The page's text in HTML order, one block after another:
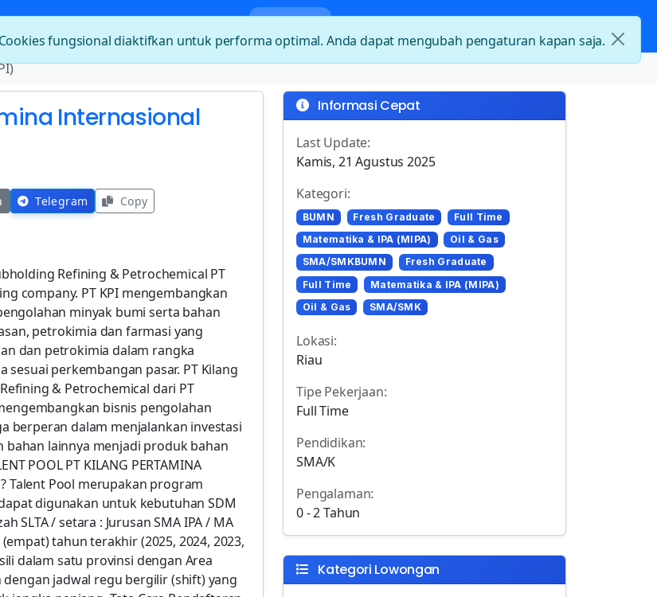
Internasional
Telegram Copy
Refining & Petrochemical PT
company. PT KPI mengembangkan
minyak bumi serta bahan
petrokimia dan farmasi yang
dan petrokimia dalam rangka
perkembangan pasar. PT Kilang
& Petrochemical dari PT
bisnis pengolahan
berperan dalam menjalankan investasi
lainnya menjadi produk bahan
POOL PT KILANG PERTAMINA
? Talent Pool merupakan program
digunakan untuk kebutuhan SDM
SLTA / setara : Jurusan SMA IPA / MA
tahun terakhir (2025, 2024, 2023,
dalam satu provinsi dengan Area
jadwal regu bergilir (shift) yang
Informasi Cepat
Last Update:
Kamis, 21 Agustus 2025
Kategori:
BUMN Fresh Graduate
Full Time
Matematika & IPA (MIPA)
Oil & Gas
SMA/SMKBUMN
Fresh Graduate
Full Time
Matematika & IPA (MIPA)
Oil & Gas
SMA/SMK
Lokasi:
Riau
Tipe Pekerjaan:
Full Time
Pendidikan:
SMA/K
Pengalaman:
0 - 2 Tahun
Kategori Lowongan
Cookies fungsional diaktifkan untuk performa optimal. Anda dapat mengubah pengaturan kapan saja.